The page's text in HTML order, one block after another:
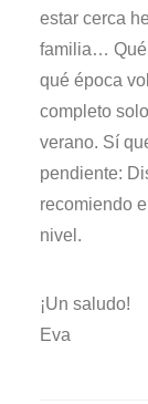
estar cerca
familia… Qué
qué época
completo
verano. Sí
pendiente:
recomiendo
nivel.
¡Un saludo!
Eva